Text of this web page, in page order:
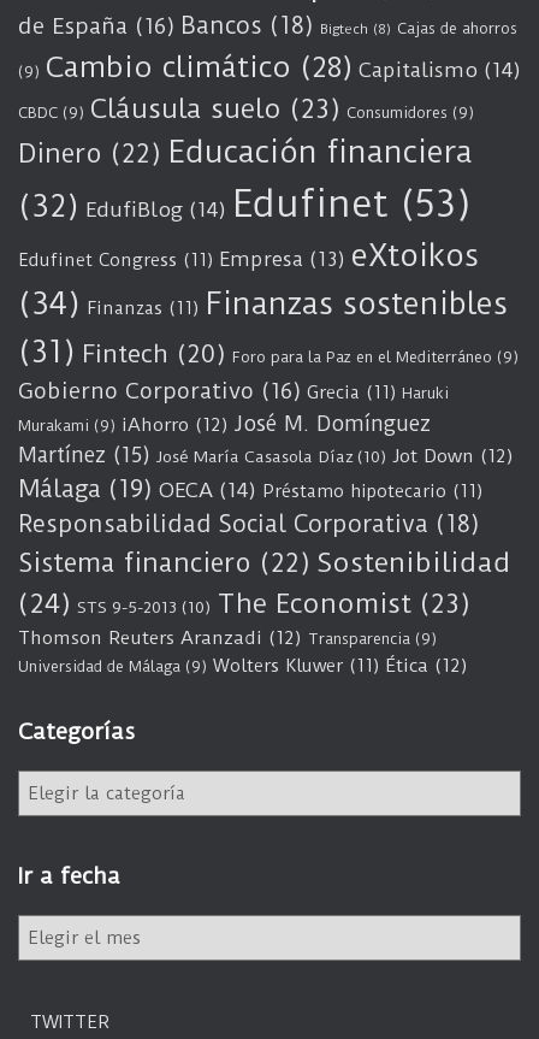
de España (16) Bancos (18) Bigtech (8) Cajas de ahorros
(9) Cambio climático (28) Capitalismo (14)
CBDC (9) Cláusula suelo (23) Consumidores (9)
Dinero (22) Educación financiera
(32) EdufiBlog (14) Edufinet (53)
Edufinet Congress (11) Empresa (13) eXtoikos
(34) Finanzas (11) Finanzas sostenibles
(31) Fintech (20) Foro para la Paz en el Mediterráneo (9)
Gobierno Corporativo (16) Grecia (11) Haruki
Murakami (9) iAhorro (12) José M. Domínguez
Martínez (15) José María Casasola Díaz (10) Jot Down (12)
Málaga (19) OECA (14) Préstamo hipotecario (11)
Responsabilidad Social Corporativa (18)
Sistema financiero (22) Sostenibilidad
(24) STS 9-5-2013 (10) The Economist (23)
Thomson Reuters Aranzadi (12) Transparencia (9)
Universidad de Málaga (9) Wolters Kluwer (11) Ética (12)
Categorías
e
g
o
í
Ir a fecha
TWITTER